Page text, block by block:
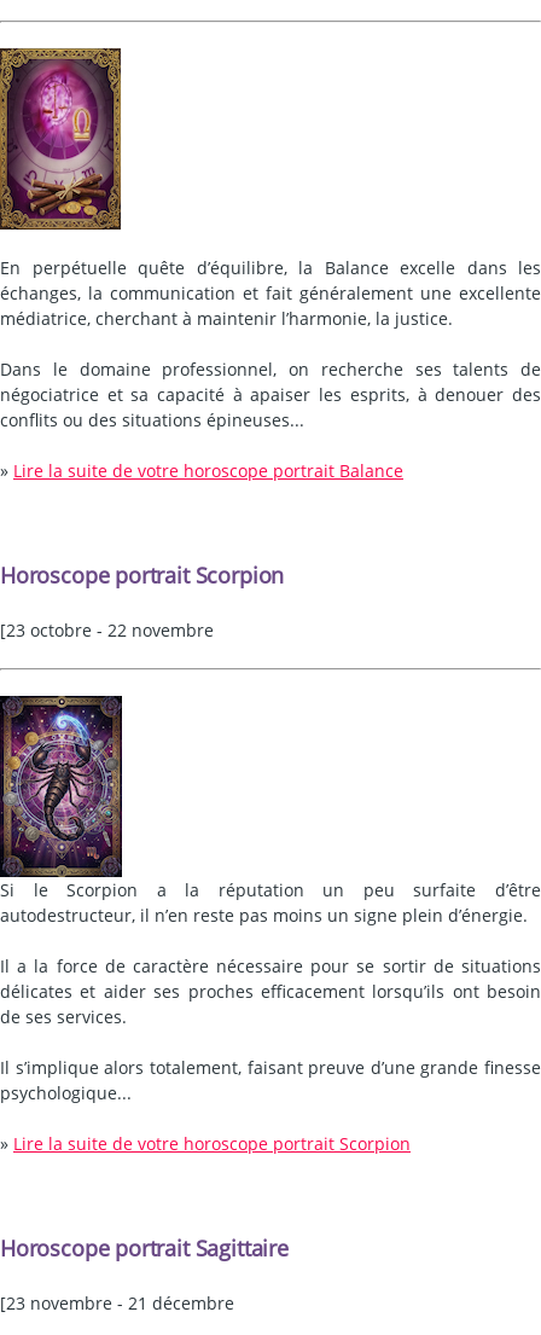
En perpétuelle quête d’équilibre, la Balance excelle dans les
échanges, la communication et fait généralement une excellente
médiatrice, cherchant à maintenir l’harmonie, la justice.
Dans le domaine professionnel, on recherche ses talents de
négociatrice et sa capacité à apaiser les esprits, à denouer des
conflits ou des situations épineuses...
» Lire la suite de votre horoscope portrait Balance
Horoscope portrait Scorpion
[23 octobre - 22 novembre
Si le Scorpion a la réputation un peu surfaite d’être
autodestructeur, il n’en reste pas moins un signe plein d’énergie.
Il a la force de caractère nécessaire pour se sortir de situations
délicates et aider ses proches efficacement lorsqu’ils ont besoin
de ses services.
Il s’implique alors totalement, faisant preuve d’une grande finesse
psychologique...
» Lire la suite de votre horoscope portrait Scorpion
Horoscope portrait Sagittaire
[23 novembre - 21 décembre